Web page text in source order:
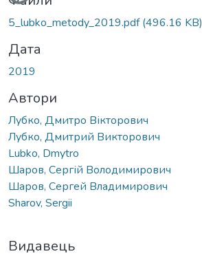
5_lubko_metody_2019.pdf(496.16 KB)
Дата
2019
Автори
Лубко, Дмитро Вікторович
Лубко, Дмитрий Викторович
Lubko, Dmytro
Шаров, Сергій Володимирович
Шаров, Сергей Владимирович
Sharov, Sergii
Видавець